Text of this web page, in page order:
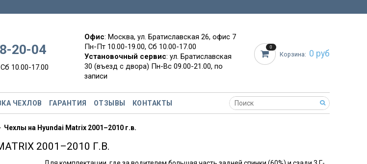
20-04
10.00-17.00
Офис: Москва, ул. Братиславская 26, офис 7
Пн-Пт 10.00-19.00, Сб 10.00-17.00
Установочный сервис: ул. Братиславская
30 (въезд с двора) Пн-Вс 09.00-21.00, по
записи
0
Корзина: 0 руб
ЧЕХЛОВ ГАРАНТИЯ ОТЗЫВЫ КОНТАКТЫ
Чехлы на Hyundai Matrix 2001–2010 г.в.
2001–2010 Г.В.